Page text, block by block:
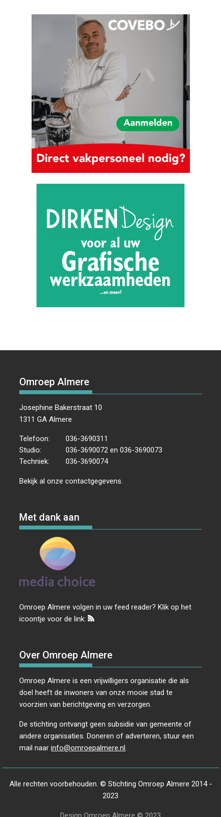
Omroep Almere
Josephine Bakerstraat 10
1311 GA Almere
Telefoon:
036-3690311
Studio:
036-3690072 en 036-3690073
Techniek:
036-3690074
Bekijk al onzecontactgegevens
Met dank aan
Omroep Almere volgen in uw feed reader? Klik op het
icoontje voor de link:
Over Omroep Almere
Omroep Almere is een vrijwilligers organisatie die als
doel heeft de inwoners van onze mooie stad te
voorzien van berichtgeving en verzorgen.
De stichting ontvangt geen subsidie van gemeente of
andere organisaties. Doneren of adverteren, stuur een
mail naarinfo@omroepalmere.nl.
Alle rechten voorbehouden. © Stichting Omroep Almere 2014 -
2023